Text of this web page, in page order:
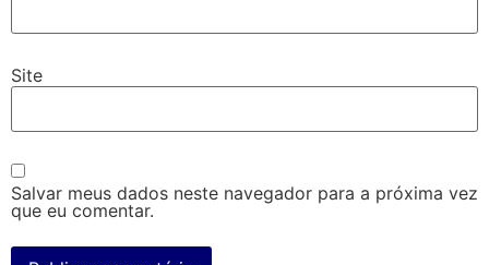
Site
Salvar meus dados neste navegador para a próxima vez
que eu comentar.